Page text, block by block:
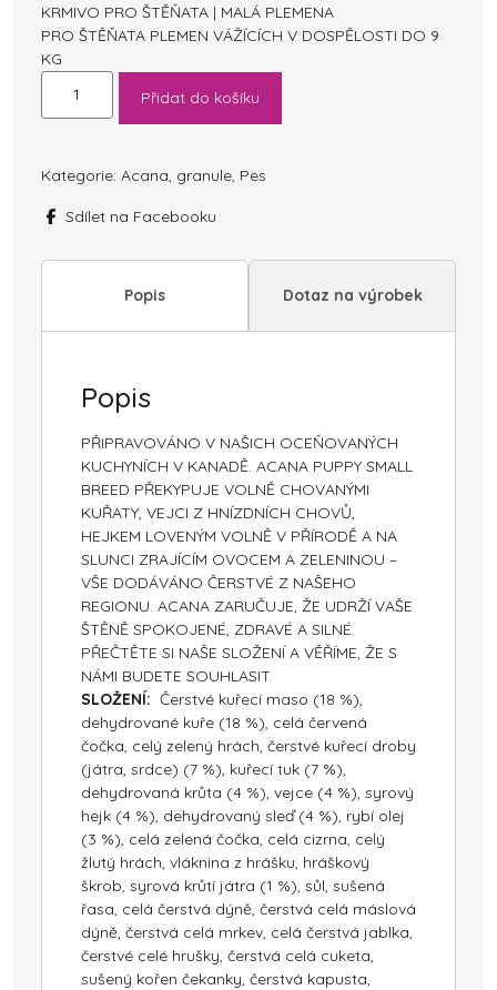
KRMIVO PRO ŠTĚŇATA | MALÁ PLEMENA
PRO ŠTĚŇATA PLEMEN VÁŽÍCÍCH V DOSPĚLOSTI DO 9
KG
PUPPY
RECIPE
kg
Přidat do košíku
Kategorie: Acana, granule, Pes
Sdílet na Facebooku
Popis Dotaz na výrobek
Popis
PŘIPRAVOVÁNO V NAŠICH OCEŇOVANÝCH
KUCHYNÍCH V KANADĚ. ACANA PUPPY SMALL
BREED PŘEKYPUJE VOLNĚ CHOVANÝMI
KUŘATY, VEJCI Z HNÍZDNÍCH CHOVŮ,
HEJKEM LOVENÝM VOLNĚ V PŘÍRODĚ A NA
SLUNCI ZRAJÍCÍM OVOCEM A ZELENINOU –
VŠE DODÁVÁNO ČERSTVÉ Z NAŠEHO
REGIONU. ACANA ZARUČUJE, ŽE UDRŽÍ VAŠE
ŠTĚNĚ SPOKOJENÉ, ZDRAVÉ A SILNÉ.
PŘEČTĚTE SI NAŠE SLOŽENÍ A VĚŘÍME, ŽE S
NÁMI BUDETE SOUHLASIT.
SLOŽENÍ: Čerstvé kuřecí maso (18 %),
dehydrované kuře (18 %), celá červená
čočka, celý zelený hrách, čerstvé kuřecí droby
(játra, srdce) (7 %), kuřecí tuk (7 %),
dehydrovaná krůta (4 %), vejce (4 %), syrový
hejk (4 %), dehydrovaný sleď (4 %), rybí olej
(3 %), celá zelená čočka, celá cizrna, celý
žlutý hrách, vláknina z hrášku, hráškový
škrob, syrová krůtí játra (1 %), sůl, sušená
řasa, celá čerstvá dýně, čerstvá celá máslová
dýně, čerstvá celá mrkev, celá čerstvá jablka,
čerstvé celé hrušky, čerstvá celá cuketa,
sušený kořen čekanky, čerstvá kapusta,